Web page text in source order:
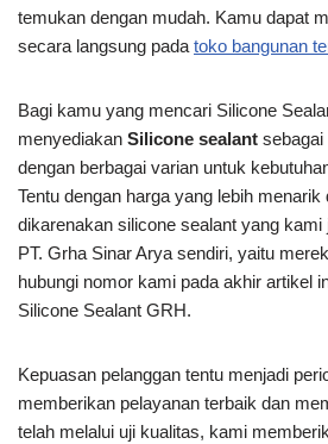
temukan dengan mudah. Kamu dapat
secara langsung pada toko bangunan
Bagi kamu yang mencari Silicone
menyediakan Silicone sealant sebagai
dengan berbagai varian untuk
Tentu dengan harga yang lebih menarik
dikarenakan silicone sealant yang
PT. Grha Sinar Arya sendiri, yaitu
hubungi nomor kami pada akhir artikel
Silicone Sealant GRH.
Kepuasan pelanggan tentu menjadi
memberikan pelayanan terbaik dan
telah melalui uji kualitas, kami